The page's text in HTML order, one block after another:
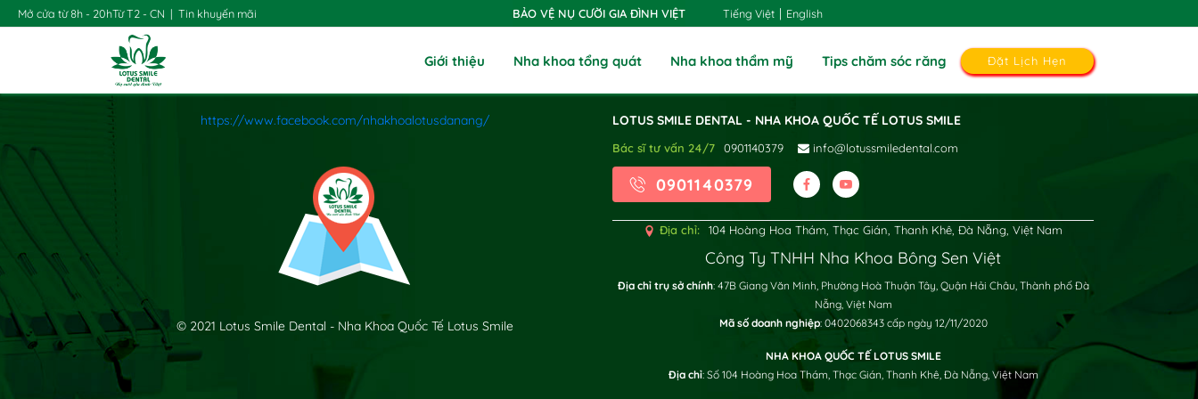
Mở cửa từ 8h - 20hTừ T2 - CN | Tin khuyến mãi BẢO VỆ NỤ CƯỜI GIA ĐÌNH VIỆT Tiếng Việt | English
Giới thiệu Nha khoa tổng quát Nha khoa thẩm mỹ Tips chăm sóc răng Đặt Lịch Hẹn
https://www.facebook.com/nhakhoalotusdanang/
© 2021 Lotus Smile Dental - Nha Khoa Quốc Tế Lotus Smile
LOTUS SMILE DENTAL - NHA KHOA QUỐC TẾ LOTUS SMILE
Bác sĩ tư vấn 24/7 0901140379 info@lotussmiledental.com
0901140379
Địa chỉ: 104 Hoàng Hoa Thám, Thạc Gián, Thanh Khê, Đà Nẵng, Việt Nam
Công Ty TNHH Nha Khoa Bông Sen Việt
Địa chỉ trụ sở chính: 47B Giang Văn Minh, Phường Hoà Thuận Tây, Quận Hải Châu, Thành phố Đà
Nẵng, Việt Nam
Mã số doanh nghiệp: 0402068343 cấp ngày 12/11/2020
NHA KHOA QUỐC TẾ LOTUS SMILE
Địa chỉ: Số 104 Hoàng Hoa Thám, Thạc Gián, Thanh Khê, Đà Nẵng, Việt Nam
x